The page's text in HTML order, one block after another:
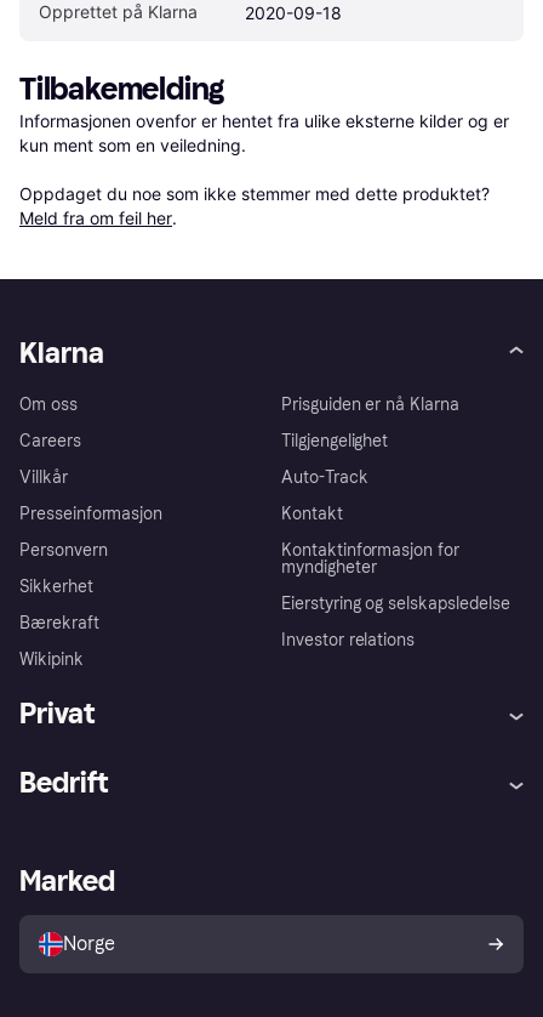
Opprettet på Klarna 2020-09-18
Tilbakemelding
Informasjonen ovenfor er hentet fra ulike eksterne kilder og er
kun ment som en veiledning.
Oppdaget du noe som ikke stemmer med dette produktet?
Meld fra om feil her.
Klarna
Om oss
Careers
Villkår
Presseinformasjon
Personvern
Sikkerhet
Bærekraft
Wikipink
Prisguiden er nå Klarna
Tilgjengelighet
Auto-Track
Kontakt
Kontaktinformasjon for
myndigheter
Eierstyring og selskapsledelse
Investor relations
Privat
Utforsk butikker
Bedrift
Merchant portal
Marked
Norge